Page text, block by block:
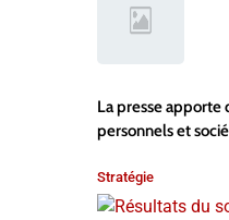
La presse apporte
personnels et
Stratégie